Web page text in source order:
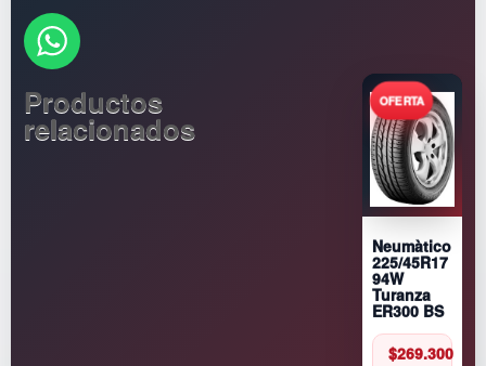
Productos
relacionados
Neumàtico
225/45R17
94W
Turanza
ER300 BS
$269.300